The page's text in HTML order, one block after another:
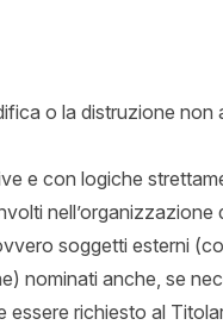
o la distruzione non
e con logiche
nell’organizzazione
soggetti esterni
nominati anche, se
essere richiesto al